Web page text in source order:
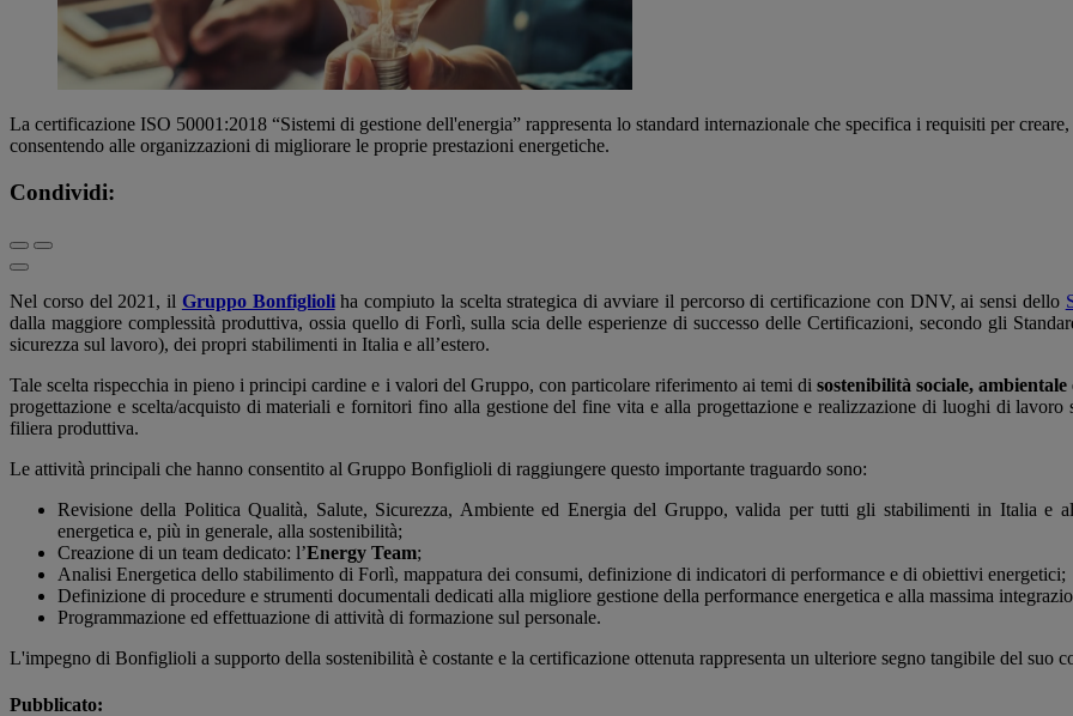
La certificazione ISO 50001:2018 “Sistemi di gestione dell'energia” rappresenta lo standard internazionale che specifica i requisiti per
consentendo alle organizzazioni di migliorare le proprie prestazioni energetiche.
Condividi:
Nel corso del 2021, il Gruppo Bonfiglioliha compiuto la scelta strategica di avviare il percorso di certificazione con DNV, ai sensi dello
dalla maggiore complessità produttiva, ossia quello di Forlì, sulla scia delle esperienze di successo delle Certificazioni, secondo gli
sicurezza sul lavoro), dei propri stabilimenti in Italia e all’estero.
Tale scelta rispecchia in pieno i principi cardine e i valori del Gruppo, con particolare riferimento ai temi disostenibilità sociale, ambientale
progettazione e scelta/acquisto di materiali e fornitori fino alla gestione del fine vita e alla progettazione e realizzazione di luoghi di
filiera produttiva.
Le attività principali che hanno consentito al Gruppo Bonfiglioli di raggiungere questo importante traguardo sono:
Revisione della Politica Qualità, Salute, Sicurezza, Ambiente ed Energia del Gruppo, valida per tutti gli stabilimenti in Italia e
energetica e, più in generale, alla sostenibilità;
Creazione di un team dedicato: l’Energy Team;
Analisi Energetica dello stabilimento di Forlì, mappatura dei consumi, definizione di indicatori di performance e di obiettivi energetici;
Definizione di procedure e strumenti documentali dedicati alla migliore gestione della performance energetica e alla massima
Programmazione ed effettuazione di attività di formazione sul personale.
L'impegno di Bonfiglioli a supporto della sostenibilità è costante e la certificazione ottenuta rappresenta un ulteriore segno tangibile del suo
Pubblicato: